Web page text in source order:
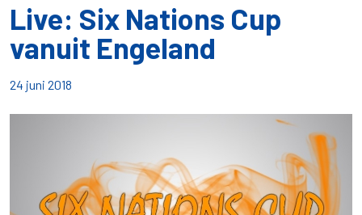
Live: Six Nations Cup
vanuit Engeland
24 juni 2018